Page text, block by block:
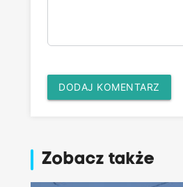
DODAJ KOMENTARZ
Zobacz także